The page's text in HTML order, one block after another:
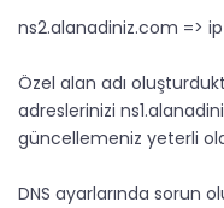
ns2.alanadiniz.com =>
Özel alan adı
adreslerinizi
güncellemeniz yeterli
DNS ayarlarında sorun